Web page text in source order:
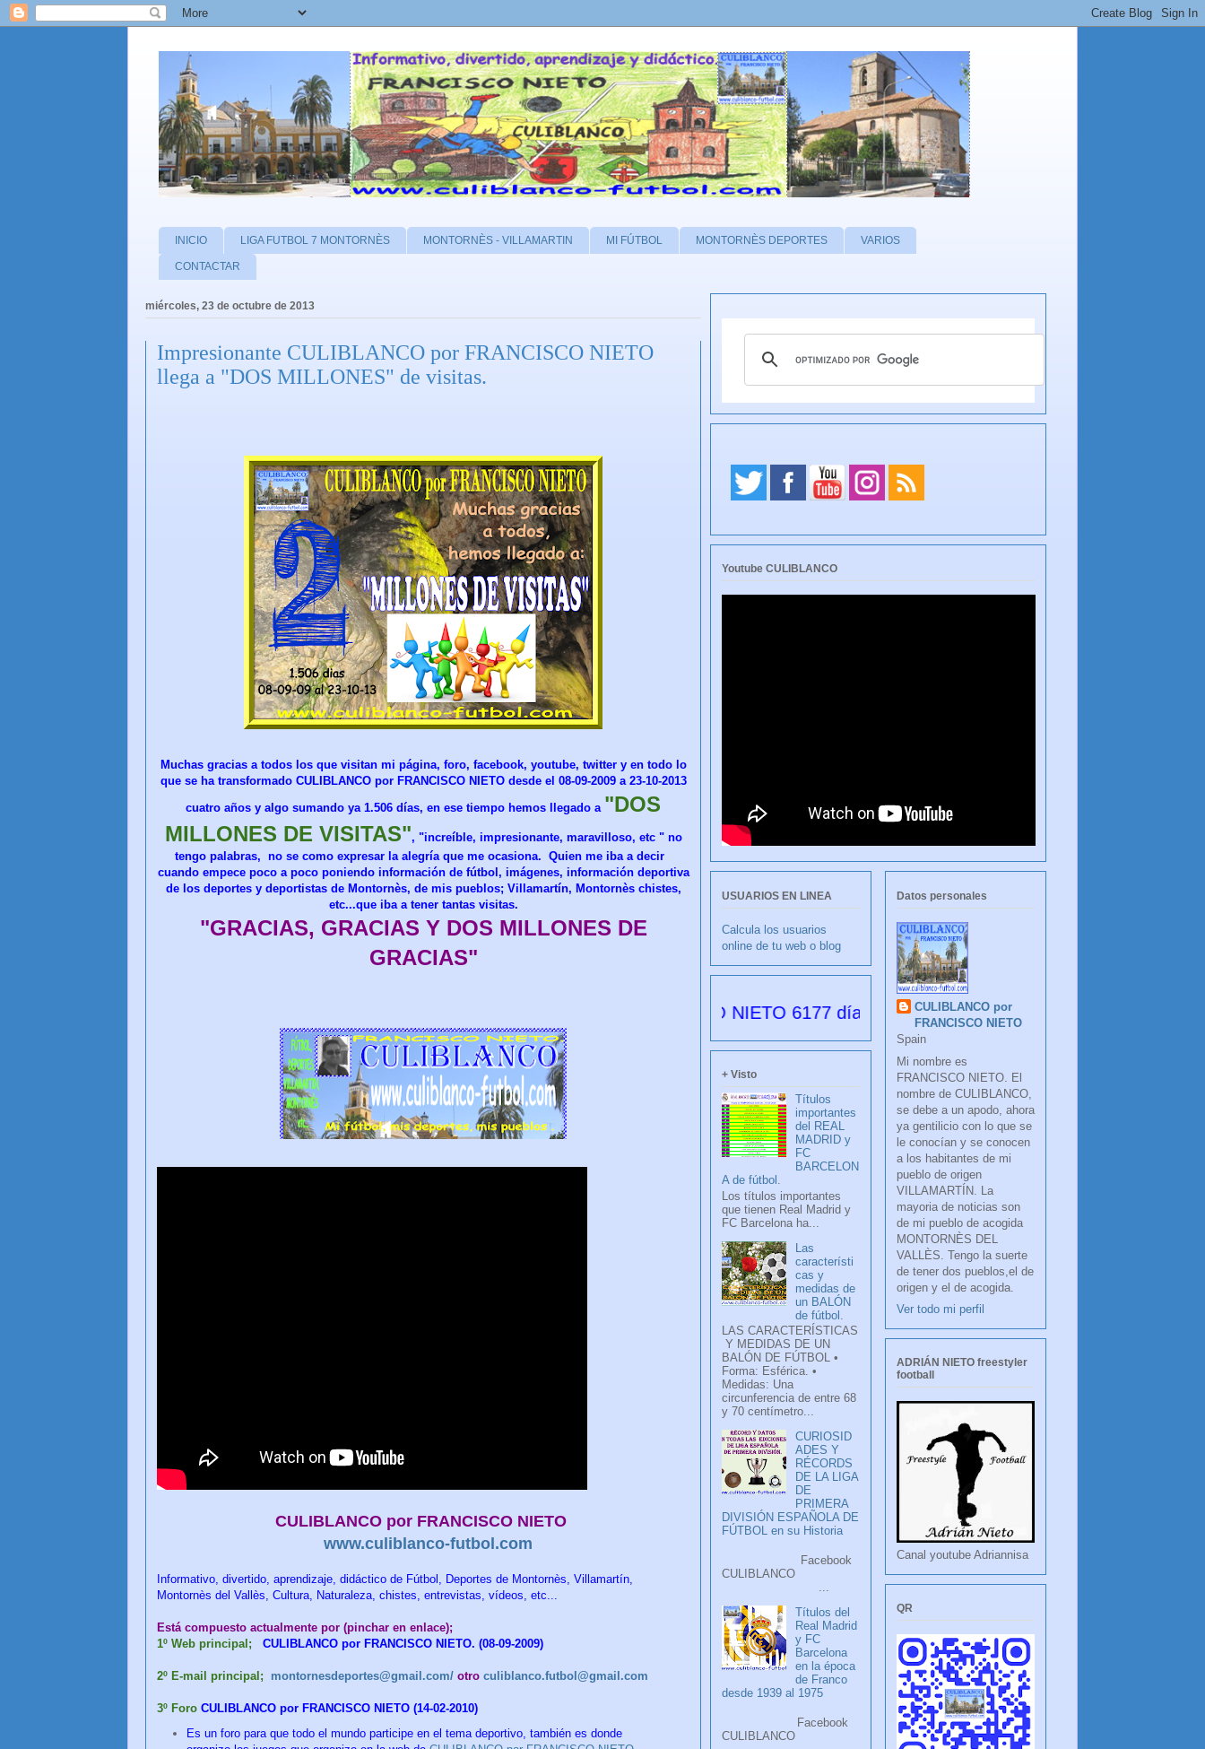
INICIO LIGA FUTBOL 7 MONTORNÈS MONTORNÈS - VILLAMARTIN MI FÚTBOL MONTORNÈS DEPORTES VARIOS
CONTACTAR
miércoles, 23 de octubre de 2013
Impresionante CULIBLANCO por FRANCISCO NIETO
llega a "DOS MILLONES" de visitas.
Muchas gracias a todos los que visitan mi página, foro, facebook, youtube, twitter y en todo lo
que se ha transformado CULIBLANCO por FRANCISCO NIETO desde el 08-09-2009 a 23-10-2013
cuatro años y algo sumando ya 1.506 días, en ese tiempo hemos llegado a "DOS
MILLONES DE VISITAS", "increíble, impresionante, maravilloso, etc " no
tengo palabras, no se como expresar la alegría que me ocasiona. Quien me iba a decir
cuando empece poco a poco poniendo información de fútbol, imágenes, información deportiva
de los deportes y deportistas de Montornès, de mis pueblos; Villamartín, Montornès chistes,
etc...que iba a tener tantas visitas.
"GRACIAS, GRACIAS Y DOS MILLONES DE
GRACIAS"
CULIBLANCO por FRANCISCO NIETO
www.culiblanco-futbol.com
Informativo, divertido, aprendizaje, didáctico de Fútbol, Deportes de Montornès, Villamartín,
Montornès del Vallès, Cultura, Naturaleza, chistes, entrevistas, vídeos, etc...
Está compuesto actualmente por (pinchar en enlace);
1º Web principal;
CULIBLANCO por FRANCISCO NIETO. (08-09-2009)
2º E-mail principal; montornesdeportes@gmail.com/ otro culiblanco.futbol@gmail.com
3º Foro CULIBLANCO por FRANCISCO NIETO (14-02-2010)
Es un foro para que todo el mundo participe en el tema deportivo, también es donde
Youtube CULIBLANCO
USUARIOS EN LINEA
Calcula los usuarios
online de tu web o blog
CULIBLANCO por FRANCISCO NIETO 6177 días desde su creación
+ Visto
Títulos
importantes
del REAL
MADRID y
FC
BARCELON
A de fútbol.
Los títulos importantes
que tienen Real Madrid y
FC Barcelona ha...
Las
característi
cas y
medidas de
un BALÓN
de fútbol.
LAS CARACTERÍSTICAS
Y MEDIDAS DE UN
BALÓN DE FÚTBOL •
Forma: Esférica. •
Medidas: Una
circunferencia de entre 68
y 70 centímetro...
CURIOSID
ADES Y
RÉCORDS
DE LA LIGA
DE
PRIMERA
DIVISIÓN ESPAÑOLA DE
FÚTBOL en su Historia
Facebook
CULIBLANCO
...
Títulos del
Real Madrid
y FC
Barcelona
en la época
de Franco
desde 1939 al 1975
Facebook
CULIBLANCO
Datos personales
CULIBLANCO por
FRANCISCO NIETO
Spain
Mi nombre es
FRANCISCO NIETO. El
nombre de CULIBLANCO,
se debe a un apodo, ahora
ya gentilicio con lo que se
le conocían y se conocen
a los habitantes de mi
pueblo de origen
VILLAMARTÍN. La
mayoria de noticias son
de mi pueblo de acogida
MONTORNÈS DEL
VALLÈS. Tengo la suerte
de tener dos pueblos,el de
origen y el de acogida.
Ver todo mi perfil
ADRIÁN NIETO freestyler
football
Canal youtube Adriannisa
QR